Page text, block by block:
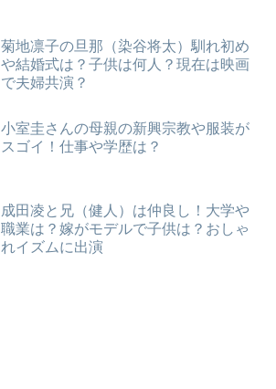
菊地凛子の旦那（染谷将太）馴れ初め
や結婚式は？子供は何人？現在は映画
で夫婦共演？
小室圭さんの母親の新興宗教や服装が
スゴイ！仕事や学歴は？
成田凌と兄（健人）は仲良し！大学や
職業は？嫁がモデルで子供は？おしゃ
れイズムに出演